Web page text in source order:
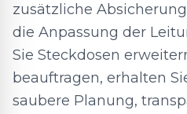
zusätzliche
die Anpassung der
Sie Steckdosen
beauftragen, erhalten
saubere Planung,